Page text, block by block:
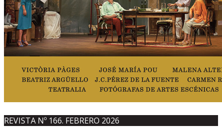
REVISTA Nº 166. FEBRERO 2026